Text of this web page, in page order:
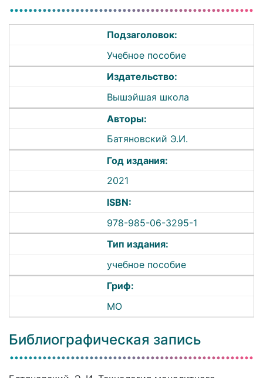
Подзаголовок:
Учебное пособие
Издательство:
Вышэйшая школа
Авторы:
Батяновский Э.И.
Год издания:
2021
ISBN:
978-985-06-3295-1
Тип издания:
учебное пособие
Гриф:
МО
Библиографическая запись